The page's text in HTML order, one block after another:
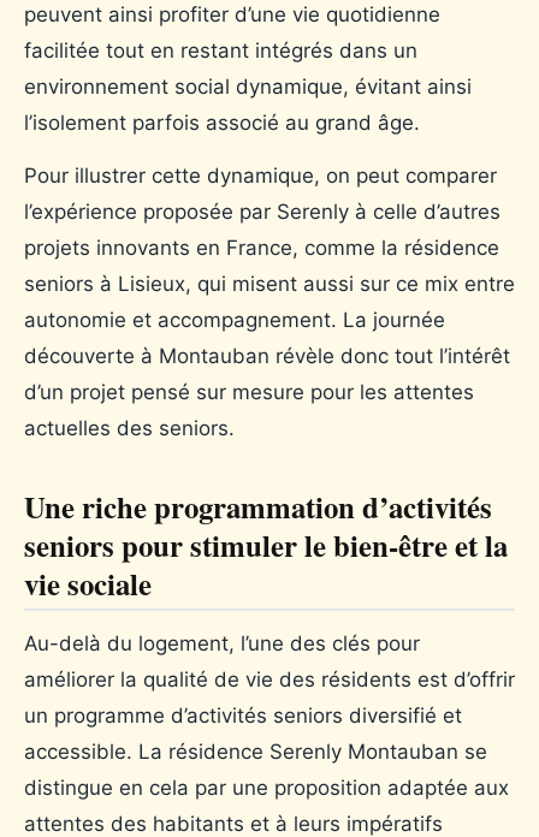
peuvent ainsi profiter d’une vie quotidienne
facilitée tout en restant intégrés dans un
environnement social dynamique, évitant ainsi
l’isolement parfois associé au grand âge.
Pour illustrer cette dynamique, on peut comparer
l’expérience proposée par Serenly à celle d’autres
projets innovants en France, comme la résidence
seniors à Lisieux, qui misent aussi sur ce mix entre
autonomie et accompagnement. La journée
découverte à Montauban révèle donc tout l’intérêt
d’un projet pensé sur mesure pour les attentes
actuelles des seniors.
Une riche programmation d’activités
seniors pour stimuler le bien-être et la
vie sociale
Au-delà du logement, l’une des clés pour
améliorer la qualité de vie des résidents est d’offrir
un programme d’activités seniors diversifié et
accessible. La résidence Serenly Montauban se
distingue en cela par une proposition adaptée aux
attentes des habitants et à leurs impératifs